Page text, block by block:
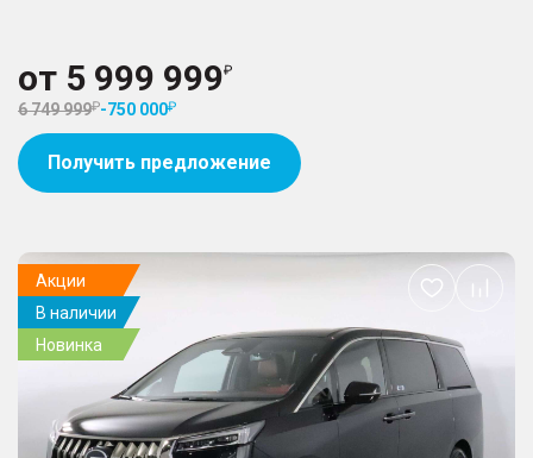
от 5 999 999
6 749 999 -750 000
Получить предложение
Акции
В наличии
Новинка
Добавить
избранное